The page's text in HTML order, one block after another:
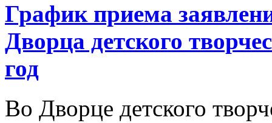
График приема
Дворца детского
год
Во Дворце детского